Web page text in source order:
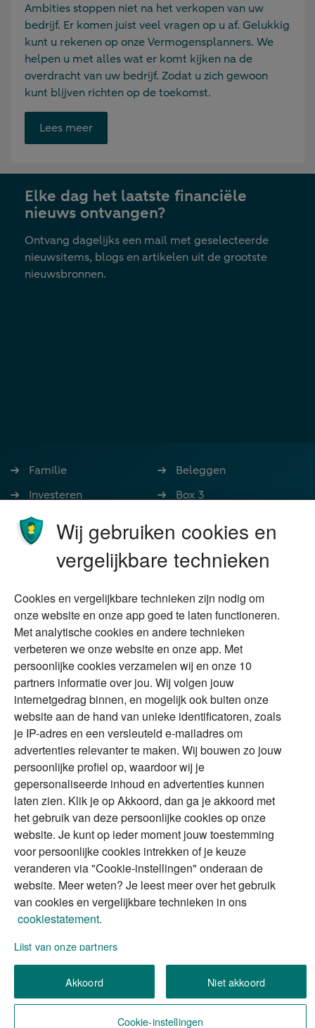
Ambities stoppen niet na het verkopen van uw
bedrijf. Er komen juist veel vragen op u af. Gelukkig
kunt u rekenen op onze Vermogensplanners. We
helpen u met alles wat er komt kijken na de
overdracht van uw bedrijf. Zodat u zich gewoon
kunt blijven richten op de toekomst.
Lees meerOpent
link
nieuwe
tab
Elke dag het laatste financiële
nieuws ontvangen?
Ontvang dagelijks een mail met geselecteerde
nieuwsitems, blogs en artikelen uit de grootste
nieuwsbronnen.
Familie
Investeren
Ondernemen
Stoppen met werken
Wonen
Beleggen
Box 3
Nalatenschap
Schenken
Duurzaam
Vermogensplanning
Tweede huis in
buitenland
DGA
Erfenis
Over Financial Focus
Specialisten
Financial Focus
magazine
The Exit Years
Contact
Alles voor en over vermogenden.
Over ABN AMRO Veiligheid
Privacy & Cookies
Toegankelijkheid
Disclaimer RSS
We gebruiken de persoonlijke informatie die u
invult, om uw verzoek (of aanvraag) te verwerken.
Wilt u meer weten over hoe we omgaan met uw
persoonlijke informatie?Lees meer in ons privacy
Wij gebruiken cookies en
vergelijkbare technieken
Cookies en vergelijkbare technieken zijn nodig om
onze website en onze app goed te laten functioneren.
Met analytische cookies en andere technieken
verbeteren we onze website en onze app. Met
persoonlijke cookies verzamelen wij en onze 10
partners informatie over jou. Wij volgen jouw
internetgedrag binnen, en mogelijk ook buiten onze
website aan de hand van unieke identificatoren, zoals
je IP-adres en een versleuteld e-mailadres om
advertenties relevanter te maken. Wij bouwen zo jouw
persoonlijke profiel op, waardoor wij je
gepersonaliseerde inhoud en advertenties kunnen
laten zien. Klik je op Akkoord, dan ga je akkoord met
het gebruik van deze persoonlijke cookies op onze
website. Je kunt op ieder moment jouw toestemming
voor persoonlijke cookies intrekken of je keuze
veranderen via "Cookie-instellingen" onderaan de
website. Meer weten? Je leest meer over het gebruik
van cookies en vergelijkbare technieken in ons
cookiestatement.
Lijst van onze partners
Akkoord Niet akkoord
Cookie-instellingen